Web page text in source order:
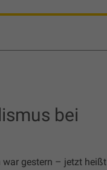
bei
war gestern – jetzt heißt